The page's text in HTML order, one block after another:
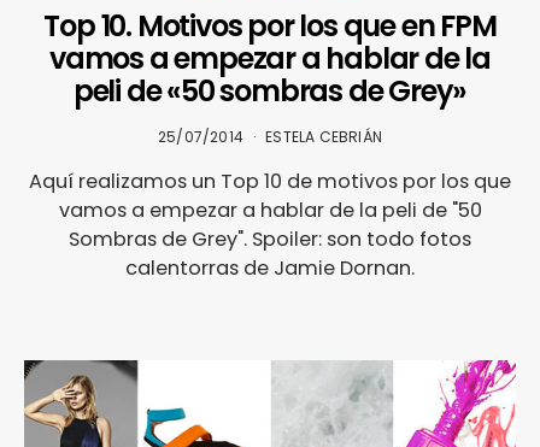
Top 10. Motivos por los que en FPM
vamos a empezar a hablar de la
peli de «50 sombras de Grey»
25/07/2014 ESTELA CEBRIÁN
Aquí realizamos un Top 10 de motivos por los que
vamos a empezar a hablar de la peli de "50
Sombras de Grey". Spoiler: son todo fotos
calentorras de Jamie Dornan.